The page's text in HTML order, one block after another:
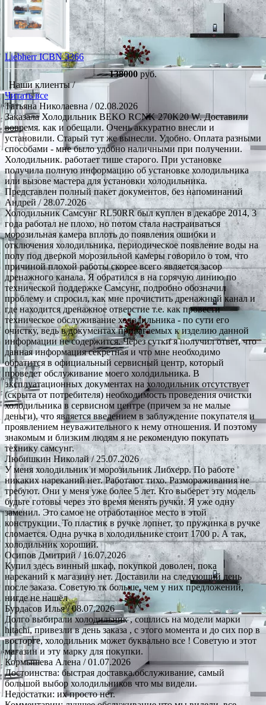
Liebherr ICBN 3366
138000руб.
Наши клиенты /
Читать все
Татьяна Николаевна / 02.08.2026
Заказала Холодильник BEKO RCNK 270K20 W. Доставили
вовремя. как и обещали. Очень аккуратно внесли и
установили. Старый тут же вынесли. Удобно. Оплата разными
способами - мне было удобно наличными при получении.
Холодильник. работает тише старого. При установке
получила полную информацию об установке холодильника
или вызове мастера для установки холодильника.
Представлен полный пакет документов, без напоминаний
Андрей/ 28.07.2026
Холодильник Самсунг RL50RR был куплен в декабре 2014, 3
года работал не плохо, но потом стала настраиваться
морозильная камера вплоть до появления ошибки и
отключения холодильника, периодическое появление воды на
полу под дверкой морозильной камеры говорило о том, что
причиной плохой работы скорее всего является засор
дренажного канала. Я обратился в на горячую линию по
технической поддержке Самсунг, подробно обозначил
проблему и спросил, как мне прочистить дренажный канал и
где находится дренажное отверстие т.е. как провести
техническое обслуживание холодильника - по сути его
очистку, ведь в документах прилагаемых к изделию данной
информации не содержится. Через сутки я получил ответ, что
данная информация секретная и что мне необходимо
обратится в официальный сервисный центр, который
проведет обслуживание моего холодильника. В
эксплуатационных документах на холодильник отсутствует
(скрыта от потребителя) необходимость проведения очистки
холодильника в сервисном центре (причем за не малые
деньги), что является введением в заблуждение покупателя и
проявлением неуважительного к нему отношения. И поэтому
знакомым и близким людям я не рекомендую покупать
технику самсунг.
Любишкин Николай/ 25.07.2026
У меня холодильник и морозильник Либхерр. По работе
никаких нареканий нет. Работают тихо. Размораживания не
требуют. Они у меня уже более 5 лет. Кто выберет эту модель
будьте готовы через это время менять ручки. Я уже одну
заменил. Это самое не отработанное место в этой
конструкции. То пластик в ручке лопнет, то пружинка в ручке
сломается. Одна ручка в холодильнике стоит 1700 р. А так,
холодильник хороший.
Осипов Дмитрий/ 16.07.2026
Купил здесь винный шкаф, покупкой доволен, пока
нареканий к магазину нет. Доставили на следующий день
после заказа. Советую тк больше, чем у них предложений,
нигде не нашёл
Бурдасов Илья/ 08.07.2026
Долго выбирали холодильник , сошлись на модели марки
hitachi, привезли в день заказа , с этого момента и до сих пор в
восторге, холодильник может буквально все ! Советую и этот
магазин и эту марку для покупки.
Кормышева Алена / 01.07.2026
Достоинства: быстрая доставка.обслуживание, самый
большой выбор холодильников что мы видели.
Недостатки: их просто нет.